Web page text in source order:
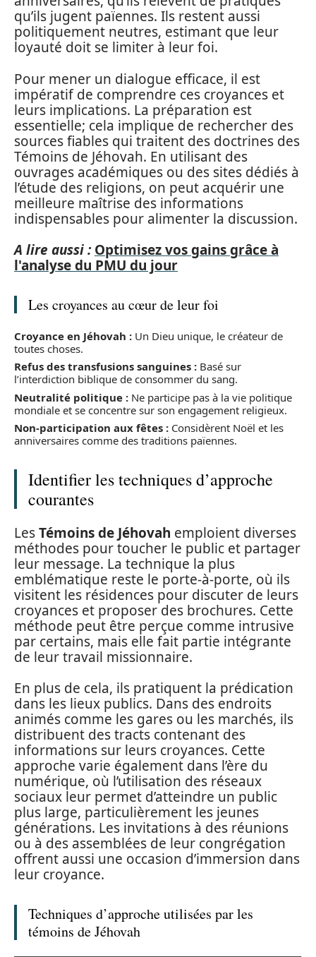
qu’ils jugent païennes. Ils restent aussi
politiquement neutres, estimant que leur
loyauté doit se limiter à leur foi.
Pour mener un dialogue efficace, il est
impératif de comprendre ces croyances et
leurs implications. La préparation est
essentielle; cela implique de rechercher des
sources fiables qui traitent des doctrines des
Témoins de Jéhovah. En utilisant des
ouvrages académiques ou des sites dédiés à
l’étude des religions, on peut acquérir une
meilleure maîtrise des informations
indispensables pour alimenter la discussion.
A lire aussi : Optimisez vos gains grâce à
l'analyse du PMU du jour
Les croyances au cœur de leur foi
Croyance en Jéhovah : Un Dieu unique, le créateur de
toutes choses.
Refus des transfusions sanguines : Basé sur
l’interdiction biblique de consommer du sang.
Neutralité politique : Ne participe pas à la vie politique
mondiale et se concentre sur son engagement religieux.
Non-participation aux fêtes : Considèrent Noël et les
anniversaires comme des traditions païennes.
Identifier les techniques d’approche
courantes
LesTémoins de Jéhovah emploient diverses
méthodes pour toucher le public et partager
leur message. La technique la plus
emblématique reste le porte-à-porte, où ils
visitent les résidences pour discuter de leurs
croyances et proposer des brochures. Cette
méthode peut être perçue comme intrusive
par certains, mais elle fait partie intégrante
de leur travail missionnaire.
En plus de cela, ils pratiquent la prédication
dans les lieux publics. Dans des endroits
animés comme les gares ou les marchés, ils
distribuent des tracts contenant des
informations sur leurs croyances. Cette
approche varie également dans l’ère du
numérique, où l’utilisation des réseaux
sociaux leur permet d’atteindre un public
plus large, particulièrement les jeunes
générations. Les invitations à des réunions
ou à des assemblées de leur congrégation
offrent aussi une occasion d’immersion dans
leur croyance.
Techniques d’approche utilisées par les
témoins de Jéhovah